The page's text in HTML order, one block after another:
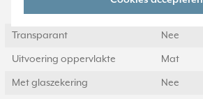
Meeschakelende nul Nee
Transparant Nee
Uitvoering oppervlakte Mat
Met glaszekering Nee